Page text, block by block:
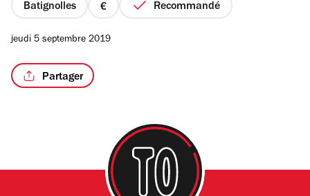
Batignolles
prix
Recommandé
jeudi 5 septembre 2019
Partager